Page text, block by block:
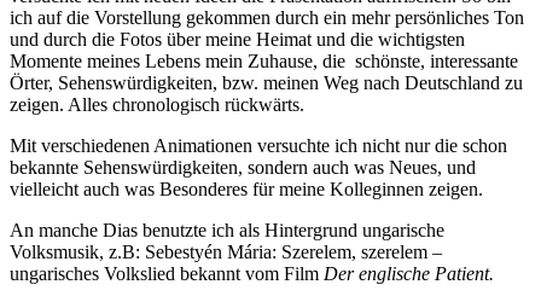
ich auf die Vorstellung gekommen durch ein mehr persönliches Ton
und durch die Fotos über meine Heimat und die wichtigsten
Momente meines Lebens mein Zuhause, die schönste, interessante
Örter, Sehenswürdigkeiten, bzw. meinen Weg nach Deutschland zu
zeigen. Alles chronologisch rückwärts.
Mit verschiedenen Animationen versuchte ich nicht nur die schon
bekannte Sehens­würdigkeiten, sondern auch was Neues, und
vielleicht auch was Besonderes für meine Kolleginnen zeigen.
An manche Dias benutzte ich als Hintergrund ungarische
Volksmusik, z.B: Sebestyén Mária: Szerelem, szerelem –
ungarisches Volkslied bekannt vom Film Der englische Patient.